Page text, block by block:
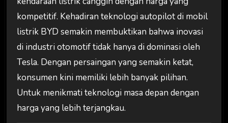
kompetitif. Kehadiran teknologi autopilot di mobil
listrik BYD semakin membuktikan bahwa inovasi
di industri otomotif tidak hanya di dominasi oleh
Tesla. Dengan persaingan yang semakin ketat,
konsumen kini memiliki lebih banyak pilihan.
Untuk menikmati teknologi masa depan dengan
harga yang lebih terjangkau.